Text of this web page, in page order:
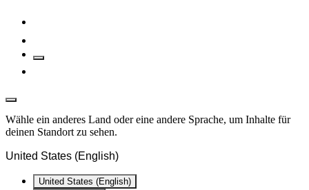
Wähle ein anderes Land oder eine andere Sprache, um Inhalte für
deinen Standort zu sehen.
United States (English)
United States (English)